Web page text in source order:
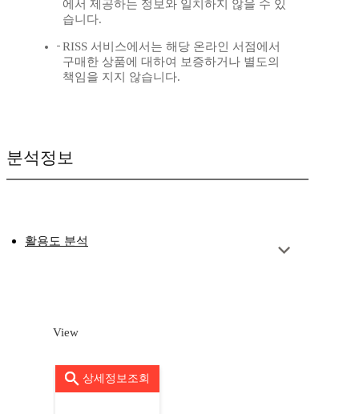
에서 제공하는 정보와 일치하지 않을 수 있
습니다.
RISS 서비스에서는 해당 온라인 서점에서
구매한 상품에 대하여 보증하거나 별도의
책임을 지지 않습니다.
분석정보
활용도 분석
View
상세정보조회